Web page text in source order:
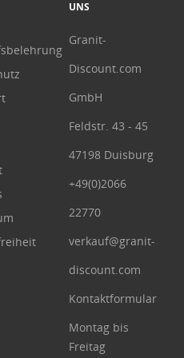
UNS
Granit-
Discount.com
GmbH
Feldstr. 43 - 45
47198 Duisburg
+49(0)2066
22770
verkauf@granit-
discount.com
Kontaktformular
Montag bis
Freitag